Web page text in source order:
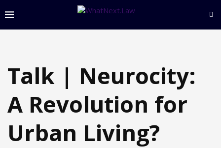
Talk | Neurocity:
A Revolution for
Urban Living?